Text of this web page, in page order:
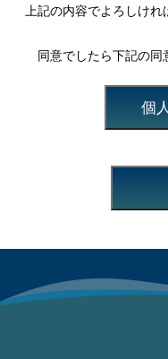
上記の内容でよろしけれ
同意でしたら下記の同